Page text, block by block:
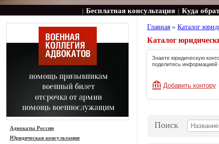
Бесплатная консультация Куда
Адвокаты России
Юридическая консультация
Главная » Каталог
Каталог
Знаете юридическую
поделитесь информацией
Добавить контору
Поиск